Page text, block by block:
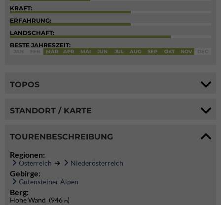
KRAFT:
ERFAHRUNG:
LANDSCHAFT:
BESTE JAHRESZEIT:
MÄR APR MAI JUN JUL AUG SEP OKT NOV
TOPOS
STANDORT / KARTE
TOURENBESCHREIBUNG
Regionen:
Österreich Niederösterreich
Gebirge:
Gutensteiner Alpen
Berg:
Hohe Wand (946 m)